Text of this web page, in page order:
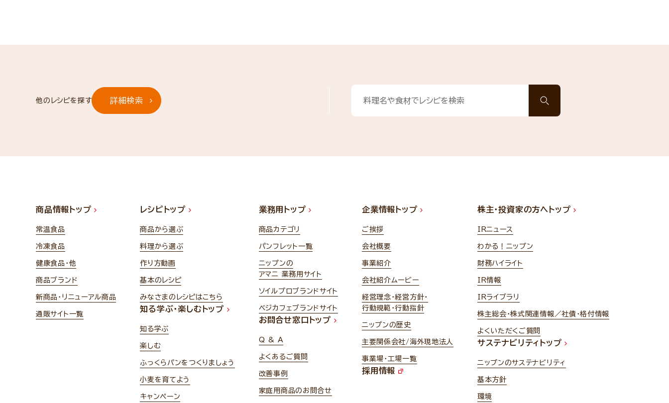
他のレシピを探す 詳細検索
商品情報トップ
常温食品
冷凍食品
健康食品・他
商品ブランド
新商品・リニューアル商品
通販サイト一覧
レシピトップ
商品から選ぶ
料理から選ぶ
作り方動画
基本のレシピ
みなさまのレシピはこちら
知る学ぶ・楽しむトップ
知る学ぶ
楽しむ
ふっくらパンをつくりましょう
小麦を育てよう
キャンペーン
業務用トップ
商品カテゴリ
パンフレット一覧
ニップンの
アマニ 業務用サイト
ソイルプロブランドサイト
ベジカフェブランドサイト
お問合せ窓口トップ
Q & A
よくあるご質問
改善事例
家庭用商品のお問合せ
企業情報トップ
ご挨拶
会社概要
事業紹介
会社紹介ムービー
経営理念・経営方針・
行動規範・行動指針
ニップンの歴史
主要関係会社/海外現地法人
事業場・工場一覧
採用情報
株主・投資家の方へトップ
IRニュース
わかる！ニップン
財務ハイライト
IR情報
IRライブラリ
株主総会・株式関連情報／社債・格付情報
よくいただくご質問
サステナビリティトップ
ニップンのサステナビリティ
基本方針
環境